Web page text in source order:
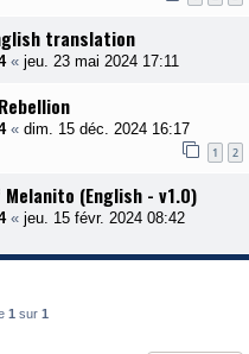
translation
« jeu. 23 mai 2024 17:11
« dim. 15 déc. 2024 16:17
1 2
(English - v1.0)
« jeu. 15 févr. 2024 08:42
1 sur 1